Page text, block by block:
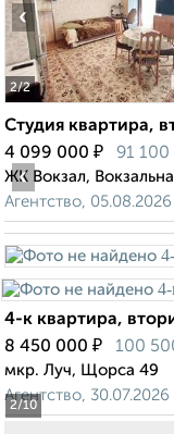
2/2
‹
Студия квартира,
4 099 000 ₽ 91 100
ЖК Вокзал,
Агентство, 05.08.2026
2/10
‹
4-к квартира,
8 450 000 ₽ 100
мкр. Луч, Щорса 49
Агентство, 30.07.2026